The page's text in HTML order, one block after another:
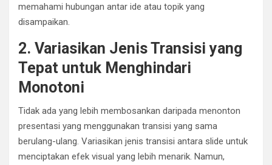
memahami hubungan antar ide atau topik yang
disampaikan.
2. Variasikan Jenis Transisi yang
Tepat untuk Menghindari
Monotoni
Tidak ada yang lebih membosankan daripada menonton
presentasi yang menggunakan transisi yang sama
berulang-ulang. Variasikan jenis transisi antara slide untuk
menciptakan efek visual yang lebih menarik. Namun,